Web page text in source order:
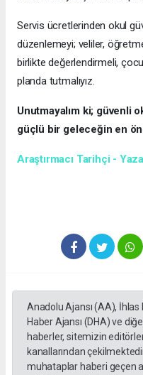
Servis ücretlerinden okul
düzenlemeyi; veliler,
birlikte değerlendirmeli,
planda tutmalıyız.
Unutmayalım ki; güvenli
güçlü bir geleceğin en
Araştırmacı Tarihçi -
Anadolu Ajansı (AA), İhlas
Haber Ajansı (DHA) ve
haberler, sitemizin
kanallarından
muhataplar haberi geçen